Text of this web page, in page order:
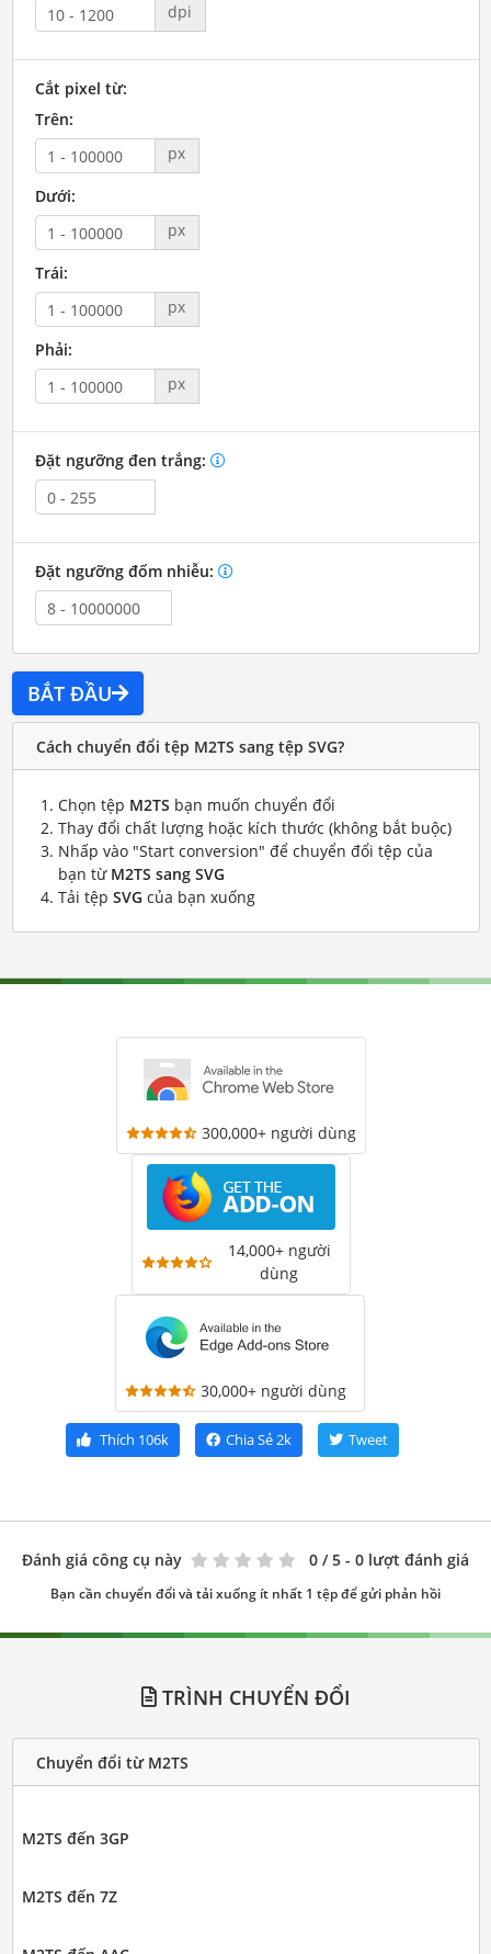
dpi
Cắt pixel từ:
Trên:
px
Dưới:
px
Trái:
px
Phải:
px
Đặt ngưỡng đen trắng:
Đặt ngưỡng đốm nhiễu:
BẮT ĐẦU
Cách chuyển đổi tệp M2TS sang tệp SVG?
Chọn tệp M2TS bạn muốn chuyển đổi
Thay đổi chất lượng hoặc kích thước (không bắt buộc)
Nhấp vào "Start conversion" để chuyển đổi tệp của
bạn từ M2TS sang SVG
Tải tệp SVG của bạn xuống
300,000+ người dùng
14,000+ người
dùng
30,000+ người dùng
Thích 106k Chia Sẻ2k Tweet
Đánh giá công cụ này 0 / 5 - 0 lượt đánh giá
Bạn cần chuyển đổi và tải xuống ít nhất 1 tệp để gửi phản hồi
TRÌNH CHUYỂN ĐỔI
Chuyển đổi từ M2TS
M2TS đến 3GP
M2TS đến 7Z